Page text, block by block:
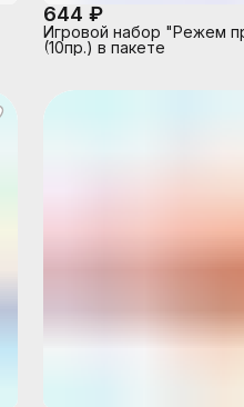
644 ₽
Игровой набор "Режем
(10пр.) в пакете